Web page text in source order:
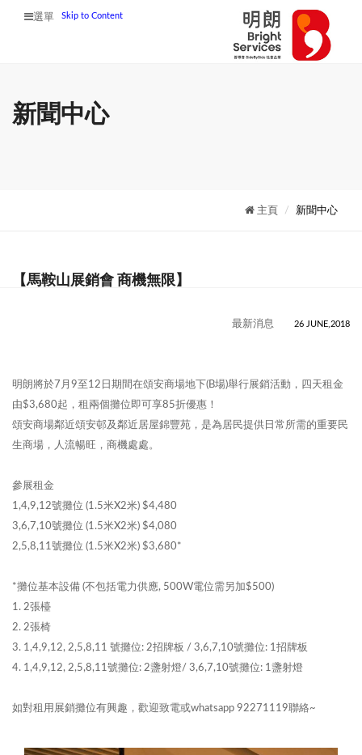
選單 Skip to Content
新聞中心
主頁 新聞中心
【馬鞍山展銷會 商機無限】
最新消息 26 JUNE,2018
明朗將於7月9至12日期間在頌安商場地下(B場)舉行展銷活動，四天租金
由$3,680起，租兩個攤位即可享85折優惠！
頌安商場鄰近頌安邨及鄰近居屋錦豐苑，是為居民提供日常所需的重要民
生商場，人流暢旺，商機處處。
參展租金
1,4,9,12號攤位 (1.5米X2米) $4,480
3,6,7,10號攤位 (1.5米X2米) $4,080
2,5,8,11號攤位 (1.5米X2米) $3,680*
*攤位基本設備 (不包括電力供應, 500W電位需另加$500)
1. 2張檯
2. 2張椅
3. 1,4,9,12, 2,5,8,11 號攤位: 2招牌板 / 3,6,7,10號攤位: 1招牌板
4. 1,4,9,12, 2,5,8,11號攤位: 2盞射燈/ 3,6,7,10號攤位: 1盞射燈
如對租用展銷攤位有興趣，歡迎致電或whatsapp 92271119聯絡~